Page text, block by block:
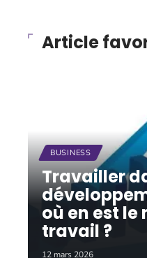
Article
BUSINESS
Travailler
où en est le
travail ?
12 mars 2026